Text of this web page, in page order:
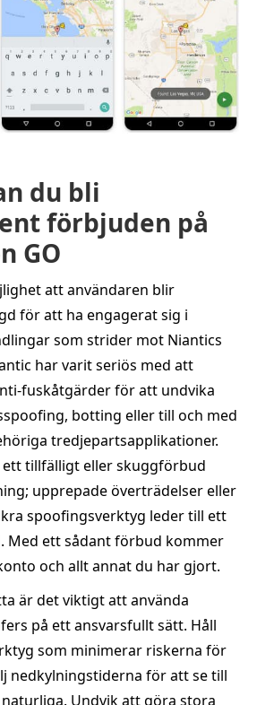
du bli
förbjuden på
GO
att användaren blir
för att ha engagerat sig i
som strider mot Niantics
har varit seriös med att
fuskåtgärder för att undvika
botting eller till och med
tredjepartsapplikationer.
tillfälligt eller skuggförbud
upprepade överträdelser eller
spoofingsverktyg leder till ett
Med ett sådant förbud kommer
och allt annat du har gjort.
är det viktigt att använda
på ett ansvarsfullt sätt. Håll
som minimerar riskerna för
nedkylningstiderna för att se till
Undvik att göra stora